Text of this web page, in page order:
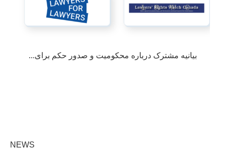
بیانیه مشترک درباره محکومیت و صدور حکم برای...
NEWS